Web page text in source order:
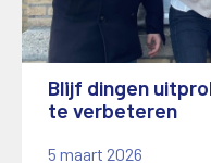
Blijf dingen
te verbeteren
5 maart 2026